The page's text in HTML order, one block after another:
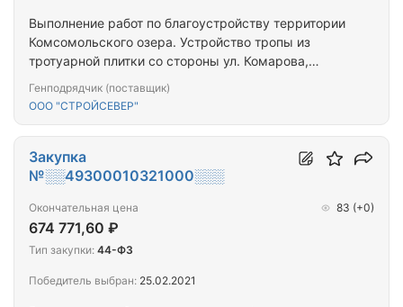
Выполнение работ по благоустройству территории
Комсомольского озера. Устройство тропы из
тротуарной плитки со стороны ул. Комарова,
Генподрядчик (поставщик)
ООО "СТРОЙСЕВЕР"
Закупка
№░░49300010321000░░░
Окончательная цена
674 771,60 ₽
83 (+0)
Тип закупки: 44-ФЗ
Победитель выбран: 25.02.2021